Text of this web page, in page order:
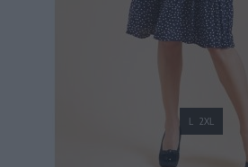
L 2XL